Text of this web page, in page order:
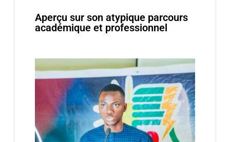
Aperçu sur son atypique parcours
académique et professionnel